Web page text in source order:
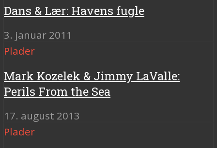
Dans & Lær: Havens fugle
3. januar 2011
Plader
Mark Kozelek & Jimmy LaValle:
Perils From the Sea
17. august 2013
Plader